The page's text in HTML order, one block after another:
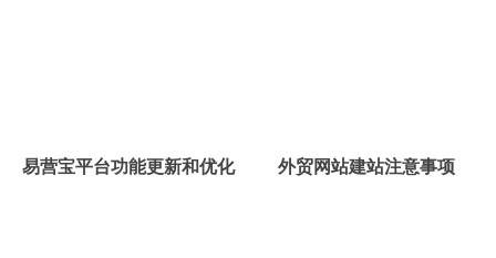
易营宝平台功能更新和优化 外贸网站建站注意事项